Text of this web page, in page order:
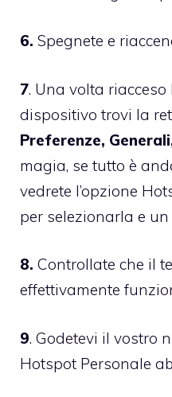
6. Spegnete e
7. Una volta riacceso
dispositivo trovi la
Preferenze,
magia, se tutto è
vedrete l’opzione
per selezionarla e
8. Controllate che il
effettivamente
9. Godetevi il vostro
Hotspot Personale